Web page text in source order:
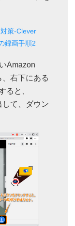
Amazon
右下にある
ると、
て、ダウン